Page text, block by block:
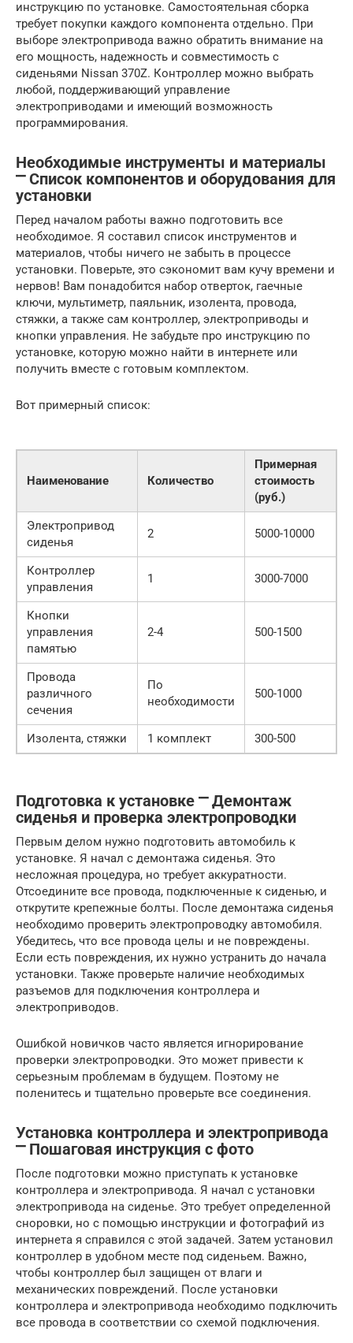
инструкцию по установке. Самостоятельная сборка
требует покупки каждого компонента отдельно. При
выборе электропривода важно обратить внимание на
его мощность, надежность и совместимость с
сиденьями Nissan 370Z. Контроллер можно выбрать
любой, поддерживающий управление
электроприводами и имеющий возможность
программирования.
Необходимые инструменты и материалы
⎻ Список компонентов и оборудования для
установки
Перед началом работы важно подготовить все
необходимое. Я составил список инструментов и
материалов, чтобы ничего не забыть в процессе
установки. Поверьте, это сэкономит вам кучу времени и
нервов! Вам понадобится набор отверток, гаечные
ключи, мультиметр, паяльник, изолента, провода,
стяжки, а также сам контроллер, электроприводы и
кнопки управления. Не забудьте про инструкцию по
установке, которую можно найти в интернете или
получить вместе с готовым комплектом.
Вот примерный список:
Наименование Количество
Примерная
стоимость
(руб.)
Электропривод
сиденья
2 5000-10000
Контроллер
управления
1 3000-7000
Кнопки
управления
памятью
2-4 500-1500
Провода
различного
сечения
По
необходимости
500-1000
Изолента, стяжки 1 комплект 300-500
Подготовка к установке ⎻ Демонтаж
сиденья и проверка электропроводки
Первым делом нужно подготовить автомобиль к
установке. Я начал с демонтажа сиденья. Это
несложная процедура, но требует аккуратности.
Отсоедините все провода, подключенные к сиденью, и
открутите крепежные болты. После демонтажа сиденья
необходимо проверить электропроводку автомобиля.
Убедитесь, что все провода целы и не повреждены.
Если есть повреждения, их нужно устранить до начала
установки. Также проверьте наличие необходимых
разъемов для подключения контроллера и
электроприводов.
Ошибкой новичков часто является игнорирование
проверки электропроводки. Это может привести к
серьезным проблемам в будущем. Поэтому не
поленитесь и тщательно проверьте все соединения.
Установка контроллера и электропривода
⎻ Пошаговая инструкция с фото
После подготовки можно приступать к установке
контроллера и электропривода. Я начал с установки
электропривода на сиденье. Это требует определенной
сноровки, но с помощью инструкции и фотографий из
интернета я справился с этой задачей. Затем установил
контроллер в удобном месте под сиденьем. Важно,
чтобы контроллер был защищен от влаги и
механических повреждений. После установки
контроллера и электропривода необходимо подключить
все провода в соответствии со схемой подключения.